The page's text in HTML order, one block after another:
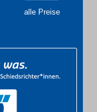
alle Preise